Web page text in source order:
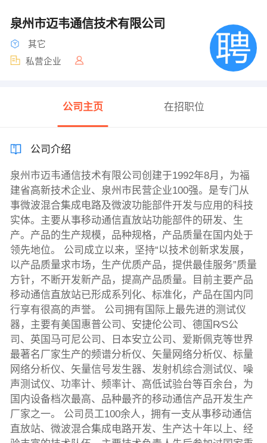
泉州市迈韦通信技术有限公司
其它
私营企业
公司主页 在招职位
公司介绍
泉州市迈韦通信技术有限公司创建于1992年8月，为福
建省高新技术企业、泉州市民营企业100强。是专门从
事微波混合集成电路及微波功能部件开发与应用的科技
实体。主要从事移动通信直放站功能部件的研发、生
产。产品的生产规模，品种规格，产品质量在国内处于
领先地位。 公司成立以来，坚持“以技术创新求发展，
以产品质量求市场，生产优质产品，提供最佳服务”质量
方针，不断开发新产品，提高产品质量。目前主要产品
移动通信直放站已形成系列化、标准化，产品在国内同
行享有很高的声誉。 公司拥有国际上最先进的测试仪
器，主要有美国惠普公司、安捷伦公司、德国R∕S公
司、英国马可尼公司、日本安立公司、爱斯佩克等世界
最著名厂家生产的频谱分析仪、矢量网络分析仪、标量
网络分析仪、矢量信号发生器、发射机综合测试仪、噪
声测试仪、功率计、频率计、高低试验台等百余台，为
国内设备档次最高、品种最齐的移动通信产品开发生产
厂家之一。 公司员工100余人，拥有一支从事移动通信
直放站、微波混合集成电路开发、生产达十年以上、经